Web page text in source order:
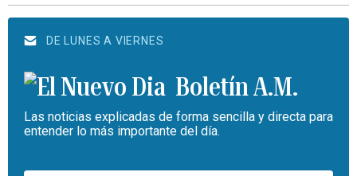
DE LUNES A VIERNES
Boletín A.M.
Las noticias explicadas de forma sencilla y directa para
entender lo más importante del día.